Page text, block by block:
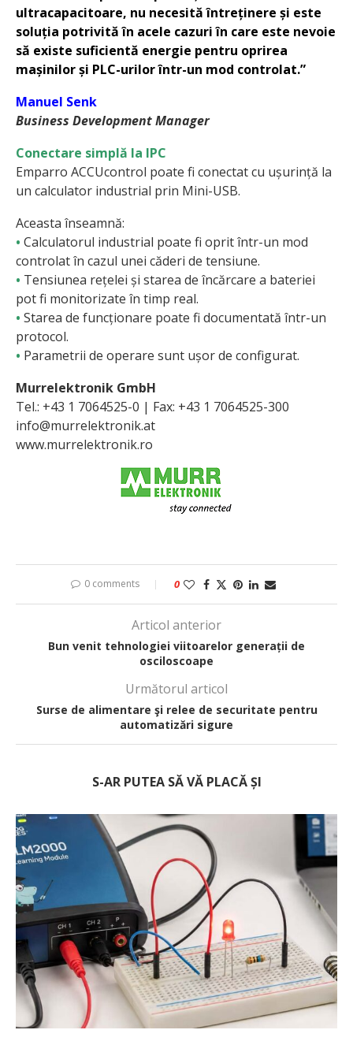
ultracapacitoare, nu necesită întreținere și este
soluția potrivită în acele cazuri în care este nevoie
să existe suficientă energie pentru oprirea
mașinilor și PLC-urilor într-un mod controlat.”
Manuel Senk
Business Development Manager
Conectare simplă la IPC
Emparro ACCUcontrol poate fi conectat cu ușurință la
un calculator industrial prin Mini-USB.
Aceasta înseamnă:
• Calculatorul industrial poate fi oprit într-un mod
controlat în cazul unei căderi de tensiune.
• Tensiunea rețelei și starea de încărcare a bateriei
pot fi monitorizate în timp real.
• Starea de funcționare poate fi documentată într-un
protocol.
• Parametrii de operare sunt ușor de configurat.
Murrelektronik GmbH
Tel.: +43 1 7064525-0 | Fax: +43 1 7064525-300
info@murrelektronik.at
www.murrelektronik.ro
0 comments 0
Articol anterior
Bun venit tehnologiei viitoarelor generații de
osciloscoape
Următorul articol
Surse de alimentare şi relee de securitate pentru
automatizări sigure
S-AR PUTEA SĂ VĂ PLACĂ ȘI